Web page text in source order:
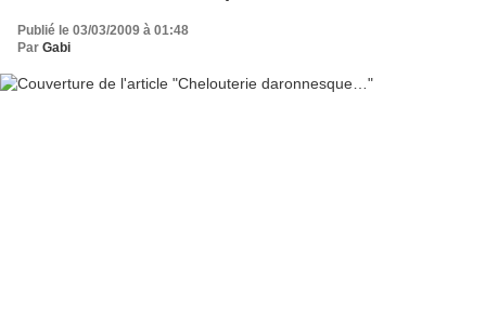
Publié le 03/03/2009 à 01:48
Par Gabi